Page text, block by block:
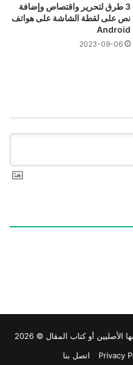
3 طرق لتحرير واقتصاص وإضافة
نص على لقطة الشاشة على هواتف
Android
2023-09-06
الأصليين أو كتاب المقال © 2026
Privacy اتصل بنا